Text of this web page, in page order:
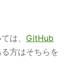
は、 GitHub
方はそちらを